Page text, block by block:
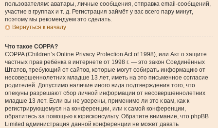
пользователям: аватары, личные сообщения, отправка email-сообщений,
участие в группах и т. д. Регистрация займёт у вас всего пару минут,
поэтому мы рекомендуем это сделать.
Вернуться к началу
Что такое COPPA?
COPPA (Children’s Online Privacy Protection Act of 1998), или Акт о защите
частных прав ребёнка в интернете от 1998 г. — это закон Соединённых
Штатов, требующий от сайтов, которые могут собирать информацию от
несовершеннолетних младше 13 лет, иметь на это письменное согласие
родителей. Допустимо наличие иного вида подтверждения того, что
опекуны разрешают сбор личной информации от несовершеннолетних
младше 13 лет. Если вы не уверены, применимо ли это к вам, как к
регистрирующемуся на конференции, или к самой конференции,
обратитесь за помощью к юрисконсульту. Обратите внимание, что phpBB
Limited администрация данной конференции не может давать